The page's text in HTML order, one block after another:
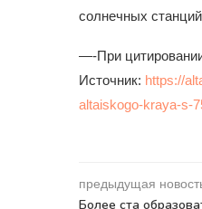
солнечных
—-При
Источник: https://
altaiskogo-kraya-s-
предыдущая
Более ста